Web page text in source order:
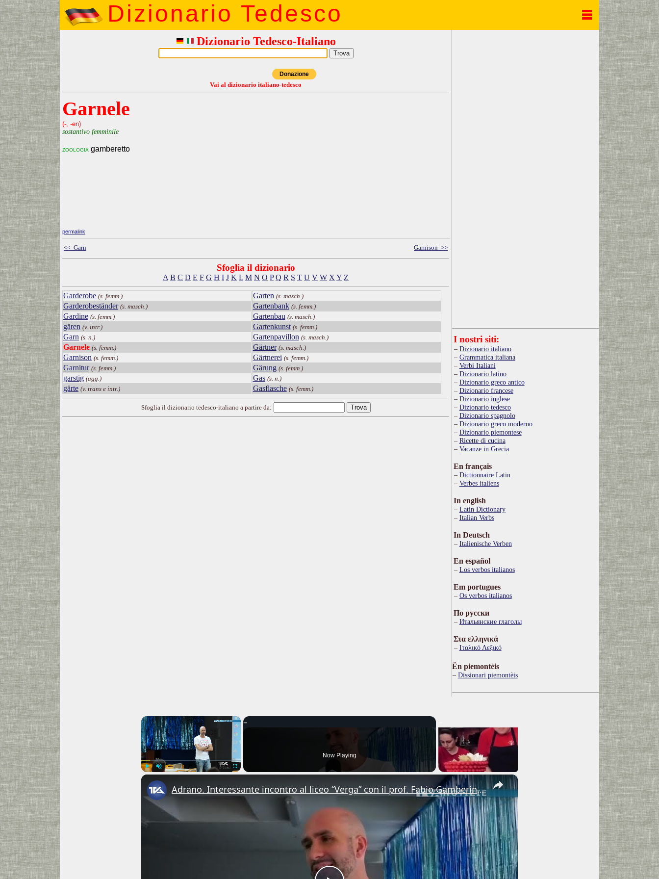
Dizionario Tedesco
Dizionario Tedesco-Italiano
Donazione
Vai al dizionario italiano-tedesco
Garnele
(-, -en)
sostantivo femminile
zoologia gamberetto
permalink
<< Garn Garnison >>
Sfoglia il dizionario
A B C D E F G H I J K L M N O P Q R S T U V W X Y Z
Garderobe (s. femm.)
Garderobeständer (s. masch.)
Gardine (s. femm.)
gären (v. intr.)
Garn (s. n.)
Garnele (s. femm.)
Garnison (s. femm.)
Garnitur (s. femm.)
garstig (agg.)
gärte (v. trans e intr.)
Garten (s. masch.)
Gartenbank (s. femm.)
Gartenbau (s. masch.)
Gartenkunst (s. femm.)
Gartenpavillon (s. masch.)
Gärtner (s. masch.)
Gärtnerei (s. femm.)
Gärung (s. femm.)
Gas (s. n.)
Gasflasche (s. femm.)
Sfoglia il dizionario tedesco-italiano a partire da:
I nostri siti:
Dizionario italiano
Grammatica italiana
Verbi Italiani
Dizionario latino
Dizionario greco antico
Dizionario francese
Dizionario inglese
Dizionario tedesco
Dizionario spagnolo
Dizionario greco moderno
Dizionario piemontese
Ricette di cucina
Vacanze in Grecia
En français
Dictionnaire Latin
Verbes italiens
In english
Latin Dictionary
Italian Verbs
In Deutsch
Italienische Verben
En español
Los verbos italianos
Em portugues
Os verbos italianos
По русски
Итальянские глаголы
Στα ελληνικά
Ιταλικό Λεξικό
Ën piemontèis
Dissionari piemontèis
×
Now Playing
×
Adrano. Interessante incontro al liceo “Verga” con il prof. Fabio Gamberini. Studenti del Linguistic